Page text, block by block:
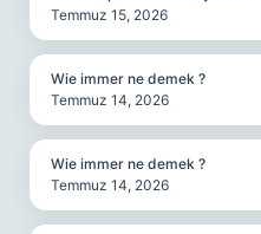
Temmuz 15, 2026
Wie immer ne demek ?
Temmuz 14, 2026
Wie immer ne demek ?
Temmuz 14, 2026